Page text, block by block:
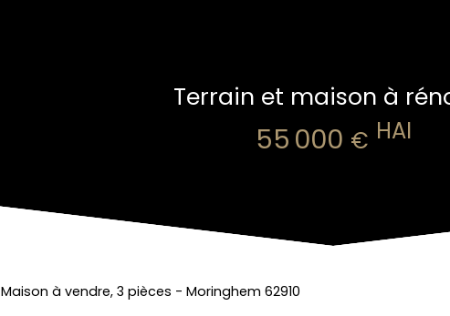
Terrain et maison à
55 000 € HAI
Maison à vendre, 3 pièces - Moringhem 62910